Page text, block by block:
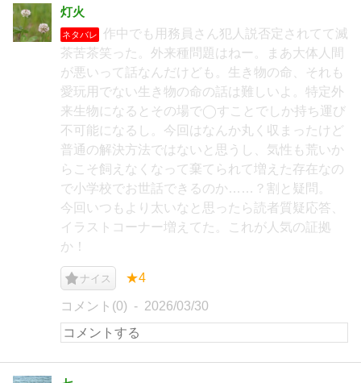
灯火
ネタバレ
作中でも用務員さん犯人説否定されてて滅
茶苦茶笑った。外来種問題はねー。まあ大体人間
が悪いって話なんだけども。生き物の命、それも
愛玩用でない生き物の命の話は難しいよ。特定外
来生物になるとその場で◯すことでしか持ち運び
不可能になるし。今回はなんか丸く収まったけど
普通の解決方法ではないと思うし、気性も荒いか
らこそ飼えなくなって棄てられて増えた存在なの
で小学校でお世話できるのか……？割と疑問。
今回いつもより太いなと思ったら読者質疑応答、
イラストコーナー増えてた。これが人気の証拠
か！
ナイス ★4
コメント(0) 2026/03/30